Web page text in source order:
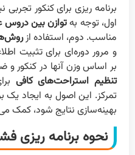
برنامه ریزی برای کنکور
اول، توجه بهتوازن بین
مناسب. دوم، استفاده از
و مرور دوره‌ای برای تثبیت
بر اساس وزن آنها در کنکور
تنظیم استراحت‌های کافی
تمرکز. این اصول به ایجاد یک
بهینه‌سازی نتایج شود، کمک
نحوه برنامه ریزی